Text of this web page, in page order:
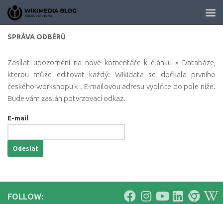
Skip to content
SPRÁVA ODBĚRŮ
Zasílat upozornění na nové komentáře k článku » Databáze,
kterou může editovat každý: Wikidata se dočkala prvního
českého workshopu « . E-mailovou adresu vyplňte do pole níže.
Bude vám zaslán potvrzovací odkaz.
E-mail
FOLLOW: